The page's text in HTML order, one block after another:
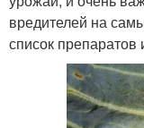
вредителей на
список